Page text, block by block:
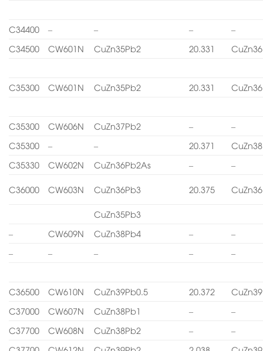
C34400 – – –
–
C34500
CW601N CuZn35Pb2 20.331
C35300 CW601N CuZn35Pb2 20.331
C35300 CW606N CuZn37Pb2 –
–
C35300
– – 20.371
C35330
CW602N CuZn36Pb2As – –
C36000 CW603N CuZn36Pb3 20.375
CuZn35Pb3
–
CW609N CuZn38Pb4 –
–
–
– – – –
C36500 CW610N CuZn39Pb0.5 20.372
C37000
CW607N CuZn38Pb1 –
–
C37700
CW608N CuZn38Pb2 –
–